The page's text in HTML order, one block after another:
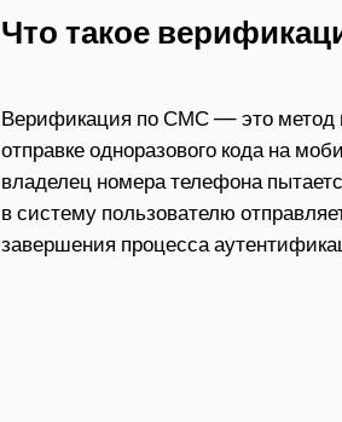
Что такое
Верификация по СМС — это метод
отправке одноразового кода на
владелец номера телефона
в систему пользователю
завершения процесса